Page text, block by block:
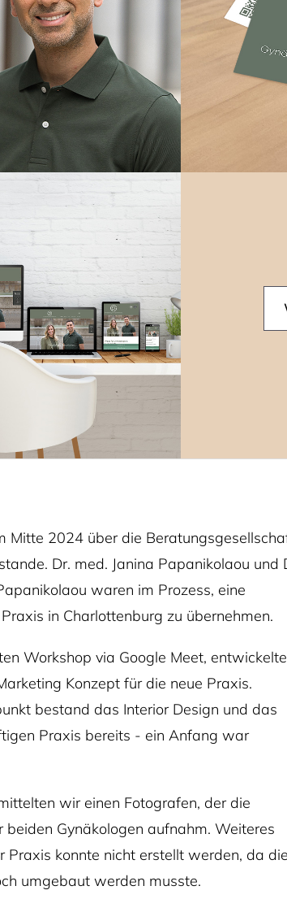
Mitte 2024 über die
Dr. med. Janina Papanikolaou und
waren im Prozess, eine
in Charlottenburg zu übernehmen.
Workshop via Google Meet,
Konzept für die neue Praxis.
bestand das Interior Design und das
Praxis bereits - ein Anfang war
wir einen Fotografen, der die
beiden Gynäkologen aufnahm. Weiteres
Praxis konnte nicht erstellt werden, da die
umgebaut werden musste.